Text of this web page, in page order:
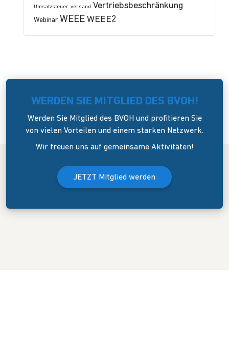
Umsatzsteuer versand Vertriebsbeschränkung
Webinar WEEE WEEE2
WERDEN SIE MITGLIED DES BVOH!
Werden Sie Mitglied des BVOH und profitieren Sie
von vielen Vorteilen und einem starken Netzwerk.
Wir freuen uns auf gemeinsame Aktivitäten!
JETZT Mitglied werden